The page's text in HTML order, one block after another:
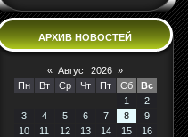
АРХИВ НОВОСТЕЙ
« Август 2026 »
Пн
Вт Ср Чт Пт Сб
Вс
1
2
3
4 5 6 7 8
9
10
11 12 13 14 15
16